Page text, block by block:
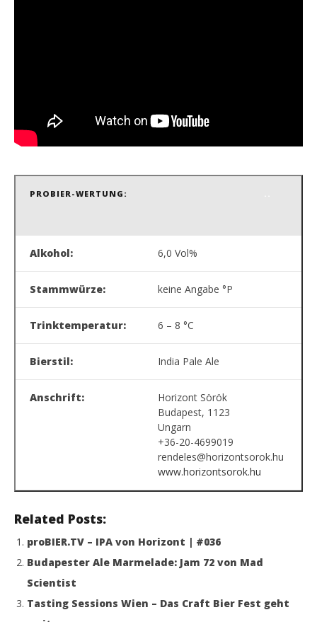
PROBIER-WERTUNG:
Alkohol: 6,0 Vol%
Stammwürze: keine Angabe °P
Trinktemperatur: 6 – 8 °C
Bierstil: India Pale Ale
Anschrift:
Horizont Sörök
Budapest, 1123
Ungarn
+36-20-4699019
rendeles@horizontsorok.hu
www.horizontsorok.hu
Related Posts:
proBIER.TV – IPA von Horizont | #036
Budapester Ale Marmelade: Jam 72 von Mad
Scientist
Tasting Sessions Wien – Das Craft Bier Fest geht